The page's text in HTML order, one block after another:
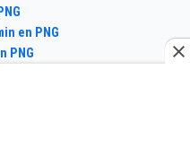
en PNG
PNG